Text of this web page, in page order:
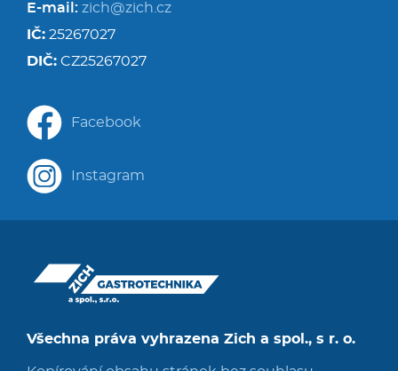
Všechna práva vyhrazena Zich a spol., s r. o.
E-mail: zich@zich.cz
IČ: 25267027
DIČ: CZ25267027
Facebook
Instagram